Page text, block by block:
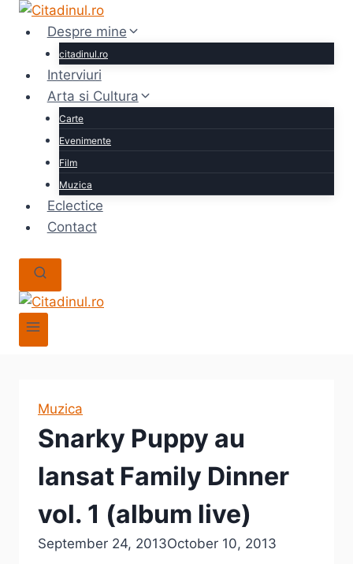
Skip
content
Despre mine
citadinul.ro
Interviuri
Arta si Cultura
Carte
Evenimente
Film
Muzica
Eclectice
Contact
Muzica
Snarky Puppy au
lansat Family Dinner
vol. 1 (album live)
September 24, 2013October 10, 2013